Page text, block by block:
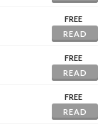
FREE
READ
FREE
READ
FREE
READ